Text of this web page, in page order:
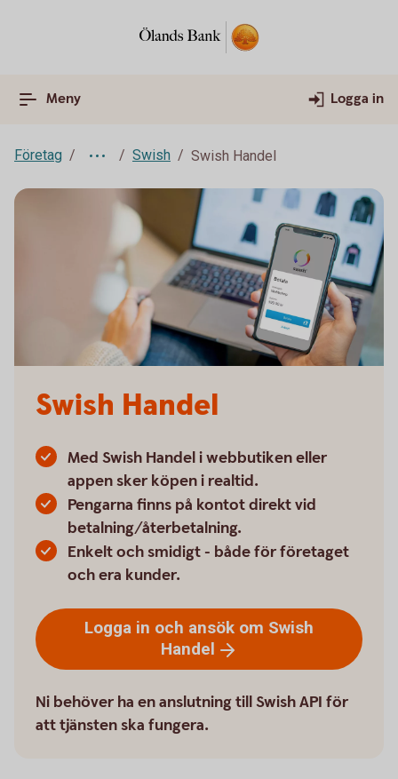
Meny Logga in
Företag Swish Swish Handel
Swish Handel
Med Swish Handel i webbutiken eller
appen sker köpen i realtid.
Pengarna finns på kontot direkt vid
betalning/återbetalning.
Enkelt och smidigt - både för företaget
och era kunder.
Logga in och ansök om Swish
Handel
Ni behöver ha en anslutning till Swish API för
att tjänsten ska fungera.